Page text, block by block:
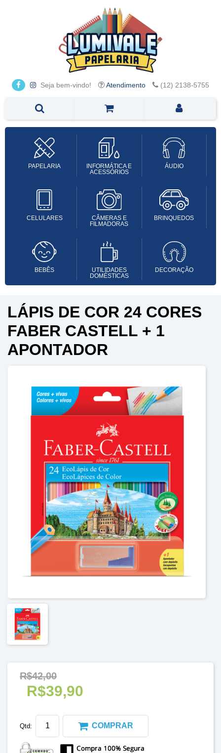
Seja bem-vindo! Atendimento (12) 2138-5755
PAPELARIA
INFORMÁTICA E
ACESSÓRIOS
ÁUDIO
CELULARES
CÂMERAS E
FILMADORAS
BRINQUEDOS
BEBÊS
UTILIDADES
DOMÉSTICAS
DECORAÇÃO
LÁPIS DE COR 24 CORES
FABER CASTELL + 1
APONTADOR
R$42,00
R$39,90
Qtd: COMPRAR